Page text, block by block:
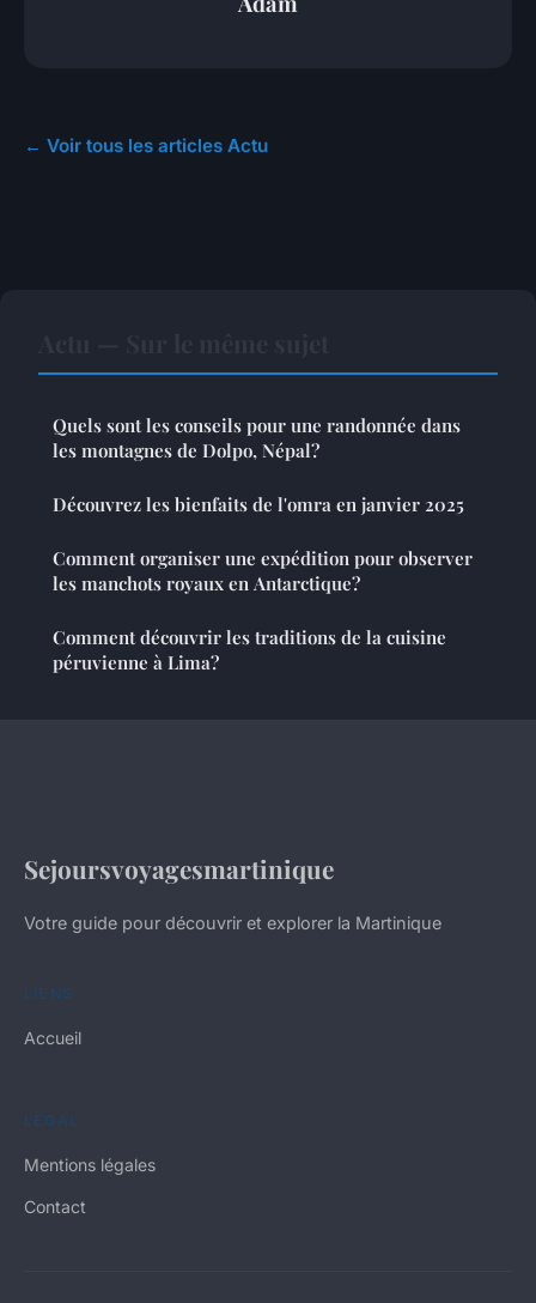
← Voir tous les articles Actu
Quels sont les conseils pour une randonnée dans
les montagnes de Dolpo, Népal?
Découvrez les bienfaits de l'omra en janvier 2025
Comment organiser une expédition pour observer
les manchots royaux en Antarctique?
Comment découvrir les traditions de la cuisine
péruvienne à Lima?
Sejoursvoyagesmartinique
Votre guide pour découvrir et explorer la Martinique
LIENS
Accueil
LÉGAL
Mentions légales
Contact